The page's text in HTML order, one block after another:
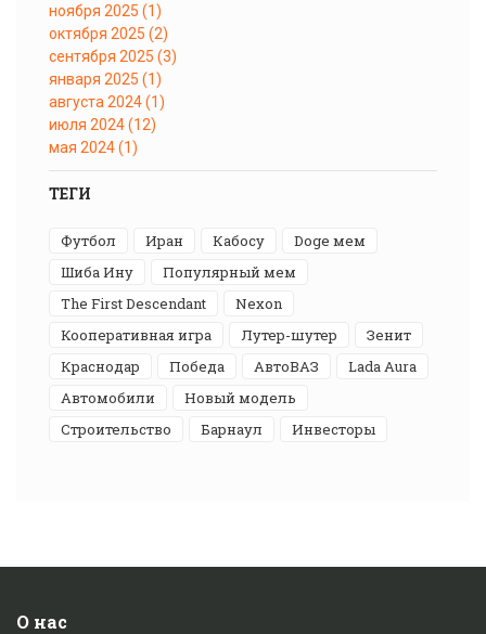
ноября 2025 (1)
октября 2025 (2)
сентября 2025 (3)
января 2025 (1)
августа 2024(1)
июля 2024(12)
мая 2024(1)
ТЕГИ
футбол Иран Кабосу
Doge мем
Шиба Ину
популярный мем
The First Descendant
Nexon
кооперативная игра
лутер-шутер
Зенит
Краснодар
победа АвтоВАЗ
Lada Aura
автомобили
новый модель
строительство
Барнаул инвесторы
О нас